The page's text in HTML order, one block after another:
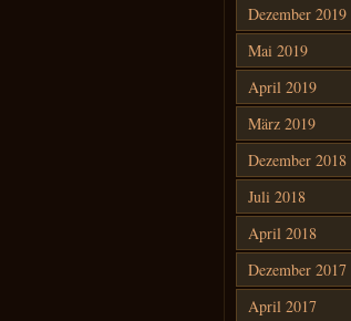
Dezember 2019
Mai 2019
April 2019
März 2019
Dezember 2018
Juli 2018
April 2018
Dezember 2017
April 2017